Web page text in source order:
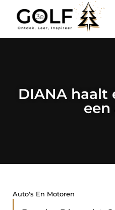
DIANA haalt
een
Auto's En Motoren